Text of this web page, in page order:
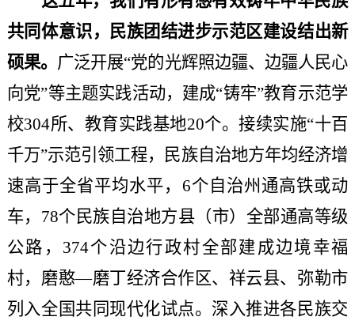
共同体意识，民族团结进步示范区建设结出新
硕果。 广泛开展“党的光辉照边疆、边疆人民心
向党”等主题实践活动，建成“铸牢”教育示范学
校304所、教育实践基地20个。接续实施“十百
千万”示范引领工程，民族自治地方年均经济增
速高于全省平均水平，6个自治州通高铁或动
车，78个民族自治地方县（市）全部通高等级
公路，374个沿边行政村全部建成边境幸福
村，磨憨—磨丁经济合作区、祥云县、弥勒市
列入全国共同现代化试点。深入推进各民族交